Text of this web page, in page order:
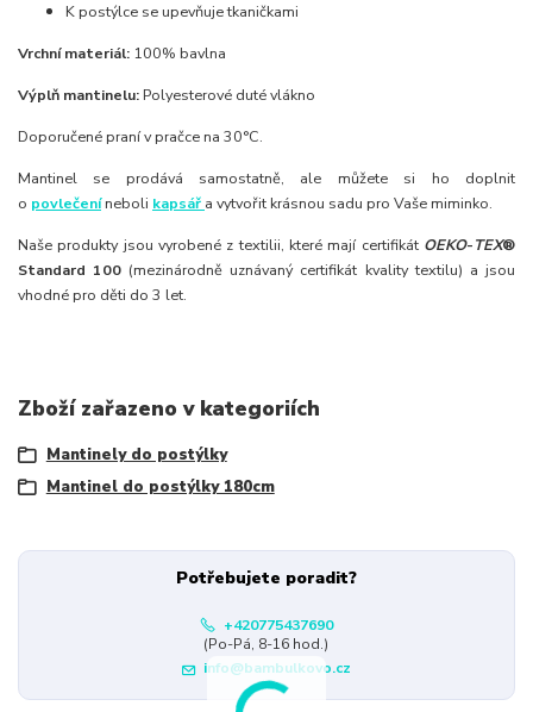
K postýlce se upevňuje tkaničkami
Vrchní materiál: 100% bavlna
Výplň mantinelu: Polyesterové duté vlákno
Doporučené praní v pračce na 30°C.
Mantinel se prodává samostatně, ale můžete si ho doplnit
o povlečeníneboli kapsář a vytvořit krásnou sadu pro Vaše miminko.
Naše produkty jsou vyrobené z textilii, které mají certifikát OEKO-TEX®
Standard 100 (mezinárodně uznávaný certifikát kvality textilu) a jsou
vhodné pro děti do 3 let.
Zboží zařazeno v kategoriích
Mantinely do postýlky
Mantinel do postýlky 180cm
Potřebujete poradit?
+420775437690
(Po-Pá, 8-16 hod.)
info@bambulkovo.cz